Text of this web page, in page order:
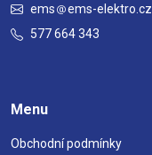
ems
ems-elektro.cz
577 664 343
Menu
Obchodní podmínky